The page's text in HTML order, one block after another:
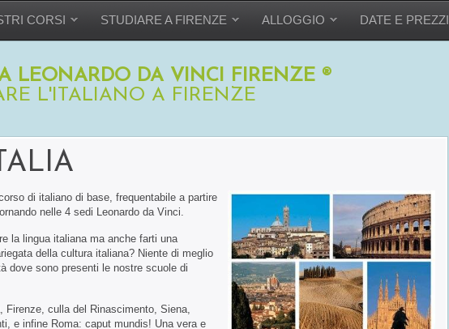
CORSI STUDIARE A FIRENZE ALLOGGIO DATE E PREZZI
LEONARDO DA VINCI FIRENZE ®
L'ITALIANO A FIRENZE
di italiano di base, frequentabile a partire
nelle 4 sedi Leonardo da Vinci.
la lingua italiana ma anche farti una
della cultura italiana? Niente di meglio
dove sono presenti le nostre scuole di
Firenze, culla del Rinascimento, Siena,
e infine Roma: caput mundis! Una vera e